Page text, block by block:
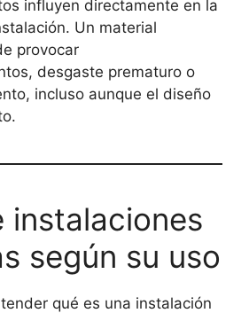
influyen directamente en la
Un material
provocar
desgaste prematuro o
incluso aunque el diseño
instalaciones
según su uso
qué es una instalación